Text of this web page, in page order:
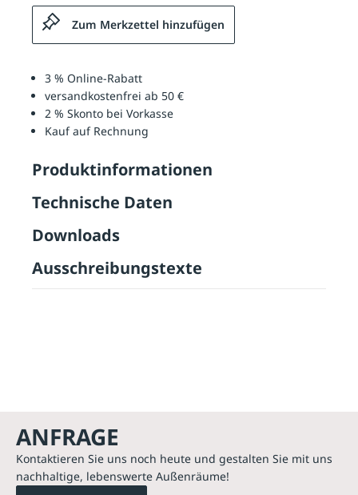
Zum Merkzettel hinzufügen
3 % Online-Rabatt
versandkostenfrei ab 50 €
2 % Skonto bei Vorkasse
Kauf auf Rechnung
Produktinformationen
Technische Daten
Downloads
Ausschreibungstexte
ANFRAGE
Kontaktieren Sie uns noch heute und gestalten Sie mit uns
nachhaltige, lebenswerte Außenräume!